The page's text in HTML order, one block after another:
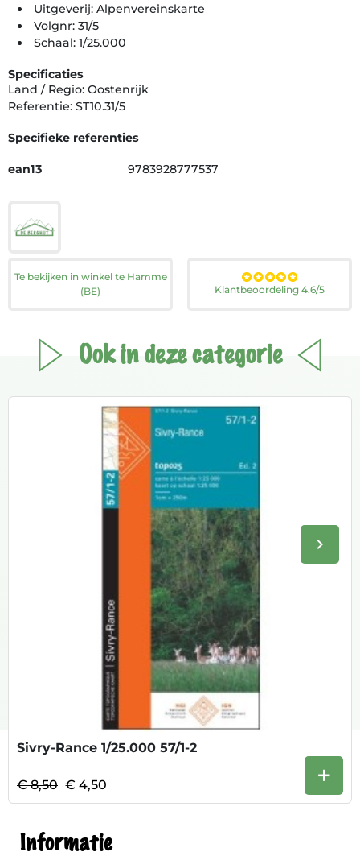
Uitgeverij: Alpenvereinskarte
Volgnr: 31/5
Schaal: 1/25.000
Specificaties
Land / Regio: Oostenrijk
Referentie: ST10.31/5
Specifieke referenties
ean13 9783928777537
Te bekijken in winkel te Hamme
(BE)
Klantbeoordeling 4.6/5
Ook in deze categorie
keyboard_arrow_right
Sivry-Rance 1/25.000 57/1-2
€ 8,50 € 4,50 +
Informatie